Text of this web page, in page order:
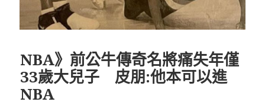
NBA》前公牛傳奇名將痛失年僅
33歲大兒子 皮朋:他本可以進
NBA